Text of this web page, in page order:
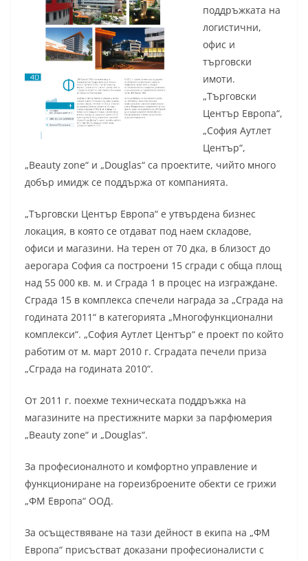
поддръжката на
логистични,
офис и
търговски
имоти.
„Търговски
Център Европа“,
„София Аутлет
Център“,
„Beauty zone“ и „Douglas“ са проектите, чийто много
добър имидж се поддържа от компанията.
„Търговски Център Европа“ е утвърдена бизнес
локация, в която се отдават под наем складове,
офиси и магазини. На терен от 70 дка, в близост до
аерогара София са построени 15 сгради с обща площ
над 55 000 кв. м. и Сграда 1 в процес на изграждане.
Сграда 15 в комплекса спечели награда за „Сграда на
годината 2011“ в категорията „Многофункционални
комплекси“. „София Аутлет Център“ е проект по който
работим от м. март 2010 г. Сградата печели приза
„Сграда на годината 2010“.
От 2011 г. поехме техническата поддръжка на
магазините на престижните марки за парфюмерия
„Beauty zone“ и „Douglas“.
За професионалното и комфортно управление и
функциониране на гореизброените обекти се грижи
„ФМ Европа“ ООД.
За осъществяване на тази дейност в екипа на „ФМ
Европа“ присъстват доказани професионалисти с